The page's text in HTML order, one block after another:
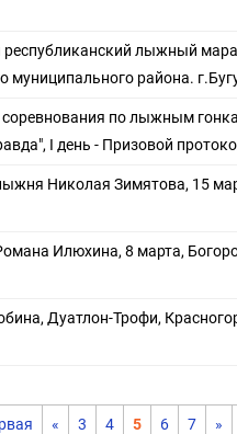
лыжный
муниципального района.
соревнования по лыжным
I день - Призовой
Николая Зимятова, 15
Илюхина, 8 марта,
Дуатлон-Трофи,
« 3 4 5 6 7 »